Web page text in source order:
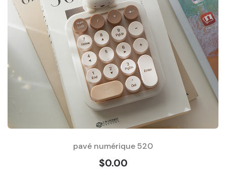
pavé numérique 520
$0.00